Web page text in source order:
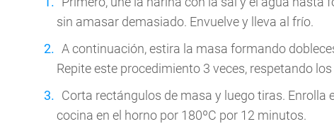
sin amasar demasiado. Envuelve y lleva al frío.
A continuación, estira la masa formando
Repite este procedimiento 3 veces, respetando
Corta rectángulos de masa y luego tiras.
cocina en el horno por 180ºC por 12 minutos.